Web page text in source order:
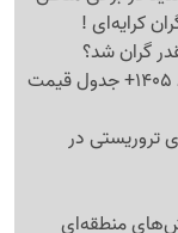
کرایه‌ای !
قیمت خودرو داخلی و خارجی امروز 15 مرداد 1405+ جدول قیمت
تروریستی در
منطقه‌ای